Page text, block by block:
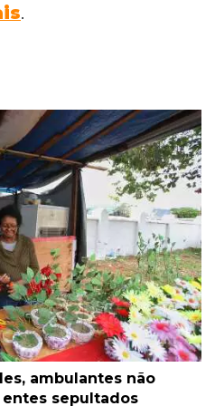
.
ambulantes não
sepultados